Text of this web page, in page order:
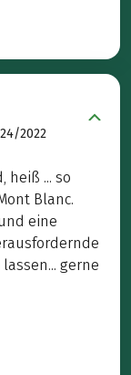
2022
heiß ... so
Blanc.
eine
gerne